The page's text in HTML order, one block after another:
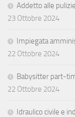
Addetto alle pulizie
23 Ottobre 2024
Impiegata
22 Ottobre 2024
Babysitter part-
22 Ottobre 2024
Idraulico civile e